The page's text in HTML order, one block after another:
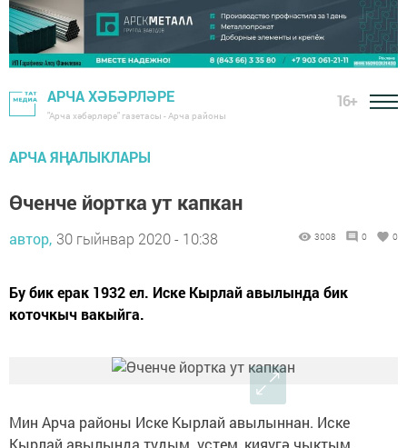
АРЧА ХӘБӘРЛӘРЕ
"Арча хәбәрләре" газетасы - Арча районы
16+
АРЧА ЯҢАЛЫКЛАРЫ
Өченче йортка ут капкан
автор, 30 гыйнвар 2020 - 10:38 3008 0 0
Бу бик ерак 1932 ел. Иске Кырлай авылында бик
коточкыч вакыйга.
Мин Арча районы Иске Кырлай авылыннан. Иске
Кырлай авылында тудым. үстем, кияүгә чыктым.